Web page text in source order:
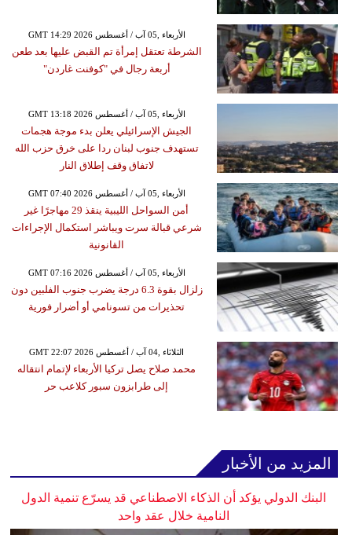
GMT 14:29 2026 الأربعاء ,05 آب / أغسطس
الشرطة تعتقل إمرأة تم القبض عليها بعد طعن
أربعة رجال في "كوفنت غاردن"
GMT 13:18 2026 الأربعاء ,05 آب / أغسطس
الجيش الإسرائيلي يعلن بدء موجة هجمات
تستهدف جنوب لبنان ردا على خرق حزب الله
لاتفاق وقف إطلاق النار
GMT 07:40 2026 الأربعاء ,05 آب / أغسطس
أمن السواحل الليبية ينقذ 29 مهاجرًا غير
شرعي قبالة سرت ويباشر استكمال الإجراءات
القانونية
GMT 07:16 2026 الأربعاء ,05 آب / أغسطس
زلزال بقوة 6.3 درجة يضرب جنوب الفلبين دون
تحذيرات من تسونامي أو أضرار فورية
GMT 22:07 2026 الثلاثاء ,04 آب / أغسطس
محمد صلاح يصل تركيا الأربعاء لإتمام انتقاله
إلى طرابزون سبور كلاعب حر
المزيد من الأخبار
البنك الدولي يؤكد أن الذكاء الاصطناعي قد يسرّع تنمية الدول
النامية خلال عقد واحد